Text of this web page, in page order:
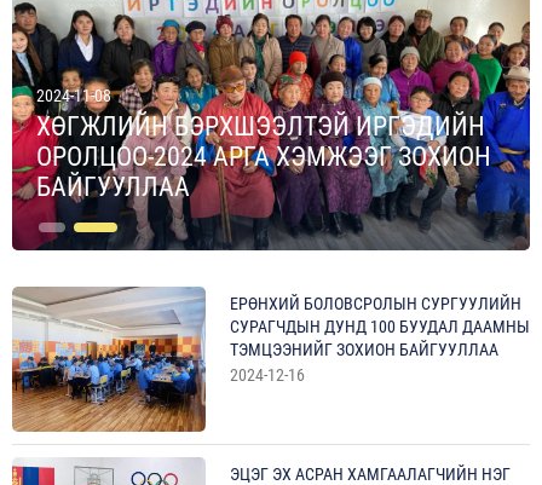
2024-11-08
ХӨГЖЛИЙН БЭРХШЭЭЛТЭЙ ИРГЭДИЙН
ОРОЛЦОО-2024 АРГА ХЭМЖЭЭГ ЗОХИОН
БАЙГУУЛЛАА
ЕРӨНХИЙ БОЛОВСРОЛЫН СУРГУУЛИЙН
СУРАГЧДЫН ДУНД 100 БУУДАЛ ДААМНЫ
ТЭМЦЭЭНИЙГ ЗОХИОН БАЙГУУЛЛАА
2024-12-16
ЭЦЭГ ЭХ АСРАН ХАМГААЛАГЧИЙН НЭГ